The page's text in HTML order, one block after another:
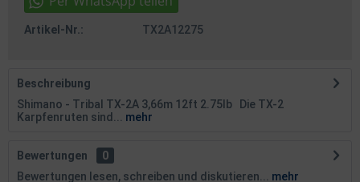
Artikel-Nr.: TX2A12275
Beschreibung
Shimano - Tribal TX-2A 3,66m 12ft 2.75lb Die TX-2
Karpfenruten sind...
mehr
Bewertungen
0
Bewertungen lesen, schreiben und diskutieren...
mehr